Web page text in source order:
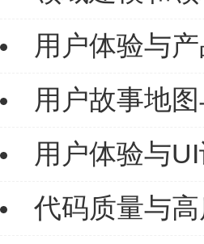
用户体验与
用户故事地
用户体验与
代码质量与